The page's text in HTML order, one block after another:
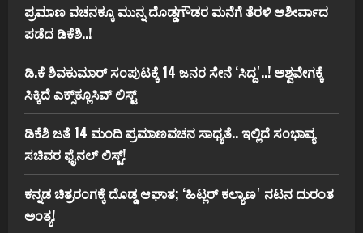
ಪ್ರಮಾಣ ವಚನಕ್ಕೂ ಮುನ್ನ ದೊಡ್ಡಗೌಡರ ಮನೆಗೆ ತೆರಳಿ ಆಶೀರ್ವಾದ
ಪಡೆದ ಡಿಕೆಶಿ..!
ಡಿ.ಕೆ ಶಿವಕುಮಾರ್‌ ಸಂಪುಟಕ್ಕೆ 14 ಜನರ ಸೇನೆ ʻಸಿದ್ದʼ..! ಅಶ್ವವೇಗಕ್ಕೆ
ಸಿಕ್ಕಿದೆ ಎಕ್ಸ್‌ಕ್ಲೂಸಿವ್‌ ಲಿಸ್ಟ್‌
ಡಿಕೆಶಿ ಜತೆ 14 ಮಂದಿ ಪ್ರಮಾಣವಚನ ಸಾಧ್ಯತೆ.. ಇಲ್ಲಿದೆ ಸಂಭಾವ್ಯ
ಸಚಿವರ ಫೈನಲ್ ಲಿಸ್ಟ್‌!
ಕನ್ನಡ ಚಿತ್ರರಂಗಕ್ಕೆ ದೊಡ್ಡ ಆಘಾತ; ʻಹಿಟ್ಲರ್ ಕಲ್ಯಾಣʼ ನಟನ ದುರಂತ
ಅಂತ್ಯ!